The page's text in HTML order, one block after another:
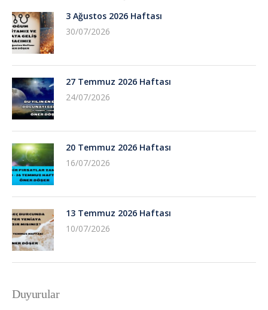
3 Ağustos 2026 Haftası
30/07/2026
27 Temmuz 2026 Haftası
24/07/2026
20 Temmuz 2026 Haftası
16/07/2026
13 Temmuz 2026 Haftası
10/07/2026
Duyurular